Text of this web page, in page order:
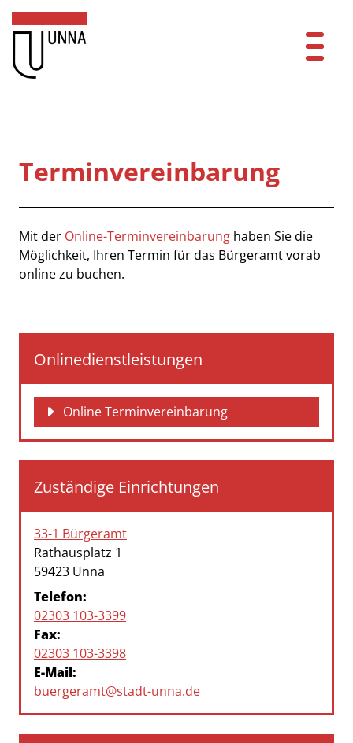
Zum Hauptinhalt springen
Zum Header
Zum Hauptinhalt
Zum Footer
Mitarbeitende A-Z
FAQ
Terminvereinbarung
Beschreibung
Mit der Online-Terminvereinbarung haben Sie die
Möglichkeit, Ihren Termin für das Bürgeramt vorab
online zu buchen.
Onlinedienstleistungen
Online Terminvereinbarung
Zuständige Einrichtungen
33-1 Bürgeramt
Straße:
Rathausplatz Hausnummer:
1
PLZ:
59423 Ort:
Unna
Telefon:
02303 103-3399
Fax:
02303 103-3398
E-Mail:
buergeramt@stadt-unna.de